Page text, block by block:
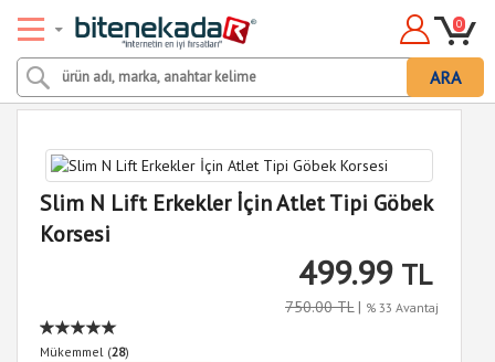
ARA
0
Slim N Lift Erkekler İçin Atlet Tipi Göbek
Korsesi
499.99 TL
750.00 TL| % 33 Avantaj
Mükemmel (28)